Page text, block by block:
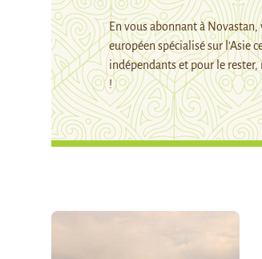
En vous abonnant à
européen spécialisé sur l’Asie
indépendants et pour le
!